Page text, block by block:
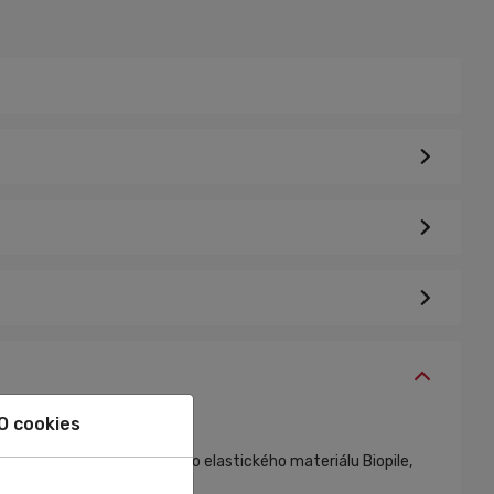
vyhotovené z funkčného elastického materiálu Biopile,
cookies